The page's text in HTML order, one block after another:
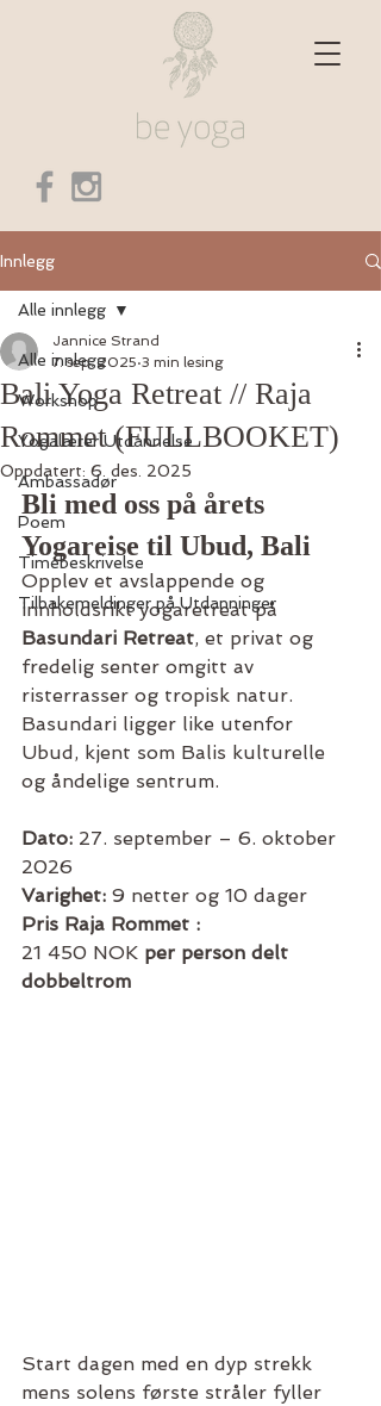
Innlegg
Alle innlegg
Workshop
Yogalærer Utdannelse
Ambassadør
Poem
Timebeskrivelse
Tilbakemeldinger på Utdanninger
Alle innlegg
Bali Yoga Retreat // Raja
Rommet (FULLBOOKET)
Jannice Strand
7. sep. 2025 3 min lesing
Oppdatert: 6. des. 2025
Bli med oss på årets
Yogareise til Ubud, Bali
Opplev et avslappende og
innholdsrikt yogaretreat på
Basundari Retreat, et privat og
fredelig senter omgitt av
risterrasser og tropisk natur.
Basundari ligger like utenfor
Ubud, kjent som Balis kulturelle
og åndelige sentrum.
Dato: 27. september – 6. oktober
2026
Varighet: 9 netter og 10 dager
Pris Raja Rommet :
21 450 NOK per person delt
dobbeltrom
Start dagen med en dyp strekk
mens solens første stråler fyller